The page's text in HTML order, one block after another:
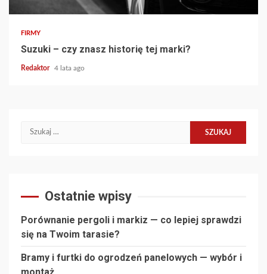
FIRMY
Suzuki – czy znasz historię tej marki?
Redaktor 4 lata ago
Szukaj:
Ostatnie wpisy
Porównanie pergoli i markiz — co lepiej sprawdzi
się na Twoim tarasie?
Bramy i furtki do ogrodzeń panelowych — wybór i